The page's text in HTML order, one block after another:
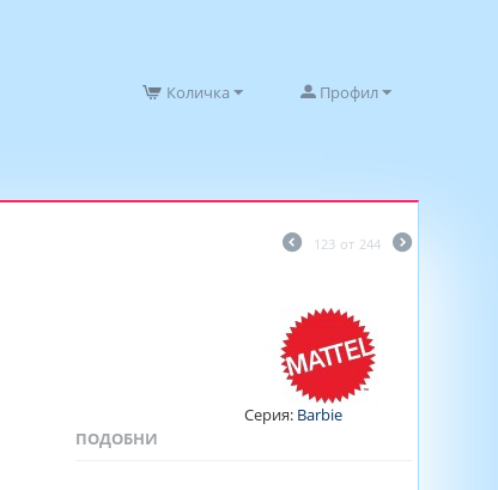
Профил
Количка
123 от 244
Серия:Barbie
ПОДОБНИ